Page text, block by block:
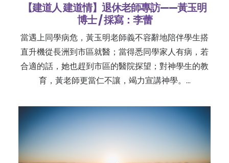
【建道人 建道情】退休老師專訪——黃玉明
博士 / 採寫：李蕾
當遇上同學病危，黃玉明老師義不容辭地陪伴學生搭
直升機從長洲到市區就醫；當得悉同學家人有病，若
合適的話，她也趕到市區的醫院探望；對神學生的教
育，黃老師更當仁不讓，竭力宣講神學。…